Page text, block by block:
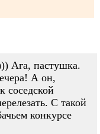
Ага, пастушка.
А он,
соседской
С такой
конкурсе